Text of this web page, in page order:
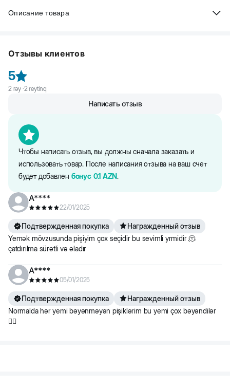
Описание товара
Состав: кукуруза, рис, куриный жир, подорожник, клетчатка из
сахарного тросника, свекольный жом, ароматизатор печень,
олигосахариды, соль, l-карнитин, юкка, консерванты.
Информация об ингредиентах и нутриентном составе на сайте
является справочной. Вся информация о продукте представлена
непосредственно на упаковке.
Отзывы клиентов
5
2rəy ·2reytinq
Чтобы написать отзыв, вы должны сначала заказать и
использовать товар. После написания отзыва на ваш счет
будет добавлен бонус 0.1 AZN.
Написать отзыв
A****
22/01/2025
Подтвержденная покупка
Награжденный отзыв
Yemək mövzusunda pişiyim çox seçidir bu sevimli yrmidir 🫠
çatdırılma sürətli və əladır
A****
05/01/2025
Подтвержденная покупка
Награжденный отзыв
Normalda hər yemi bəyənməyən pişiklərim bu yemi çox bəyəndilər
👍🏻